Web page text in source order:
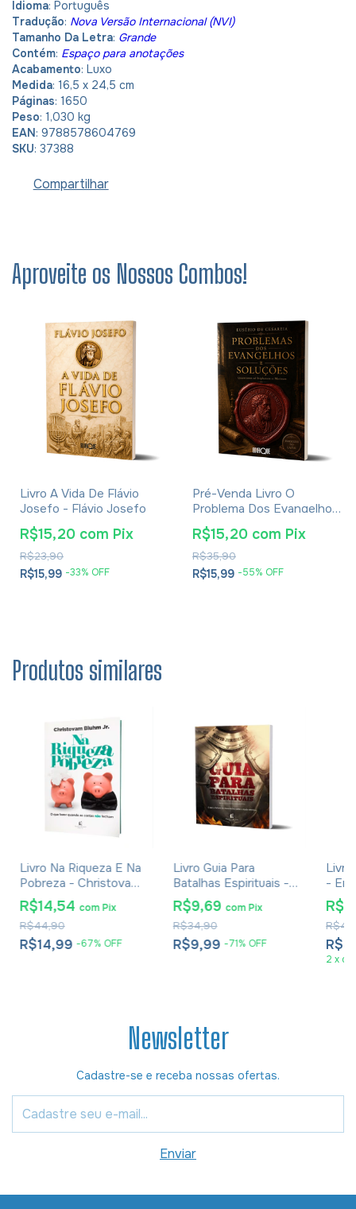
Idioma: Português
Tradução: Nova Versão Internacional (NVI)
Tamanho Da Letra: Grande
Contém: Espaço para anotações
Acabamento: Luxo
Medida: 16,5 x 24,5 cm
Páginas: 1650
Peso: 1,030 kg
EAN: 9788578604769
SKU: 37388
Compartilhar
Aproveite os Nossos Combos!
Livro A Vida De Flávio
Josefo - Flávio Josefo
R$15,99 -33% OFF
R$23,90
R$15,20 com Pix
Pré-Venda Livro O
Problema Dos Evangelhos
E Soluções- Eusébio De
Cesareia
R$15,99 -55% OFF
R$35,90
R$15,20 com Pix
Produtos similares
Livro Na Riqueza E Na
Pobreza - Christovam
Bluhm Jr.
R$14,99 -67% OFF
R$44,90
R$14,54 com Pix
Livro Guia Para
Batalhas Espirituais -
David Jeremiah
R$9,99 -71% OFF
R$34,90
R$9,69 com Pix
-
2 x de
Newsletter
Cadastre-se e receba nossas ofertas.